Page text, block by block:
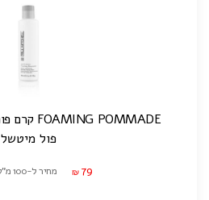
FOAMING POMMADE קרם פומינג פומייד | 150 מ"ל
פול מיטשל
₪ 79 מחיר ל-100 מ"ל: ₪52.67